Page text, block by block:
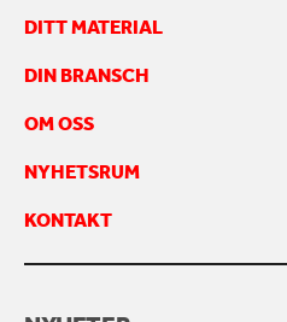
DITT MATERIAL
DIN BRANSCH
OM OSS
NYHETSRUM
KONTAKT